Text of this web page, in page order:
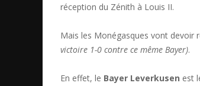
réception du Zénith à Louis II.
Mais les Monégasques vont devoir
victoire 1-0 contre ce même Bayer).
En effet, le Bayer Leverkusen est